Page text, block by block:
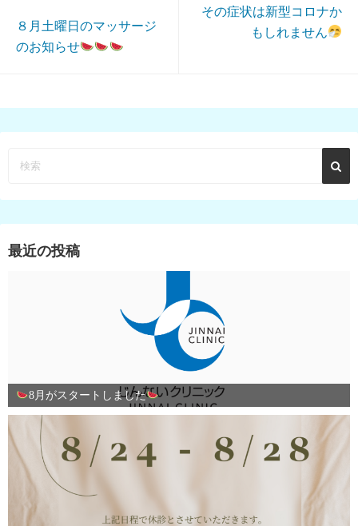
８月土曜日のマッサージ
のお知らせ
その症状は新型コロナか
もしれません
最近の投稿
8月がスタートしました